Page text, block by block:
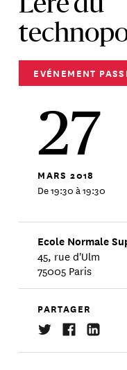
L’ère du
EVÉNEMENT
27
MARS 2018
De 19:30 à 19:30
Ecole Normale
45, rue d'Ulm
75005 Paris
PARTAGER